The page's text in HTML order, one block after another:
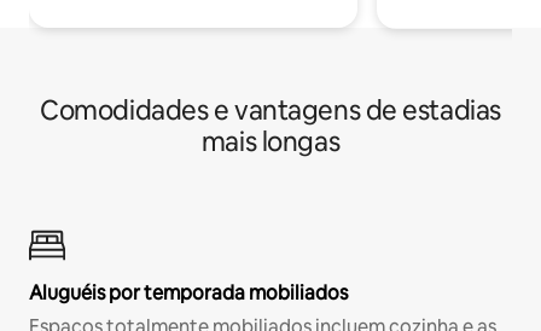
Comodidades e vantagens de estadias
mais longas
Aluguéis por temporada mobiliados